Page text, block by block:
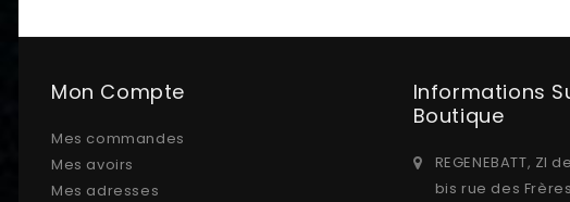
Mon Compte
Mes commandes
Mes avoirs
Mes adresses
Informations
Boutique
REGENEBATT, ZI
bis rue des